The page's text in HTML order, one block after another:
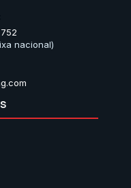
nacional)